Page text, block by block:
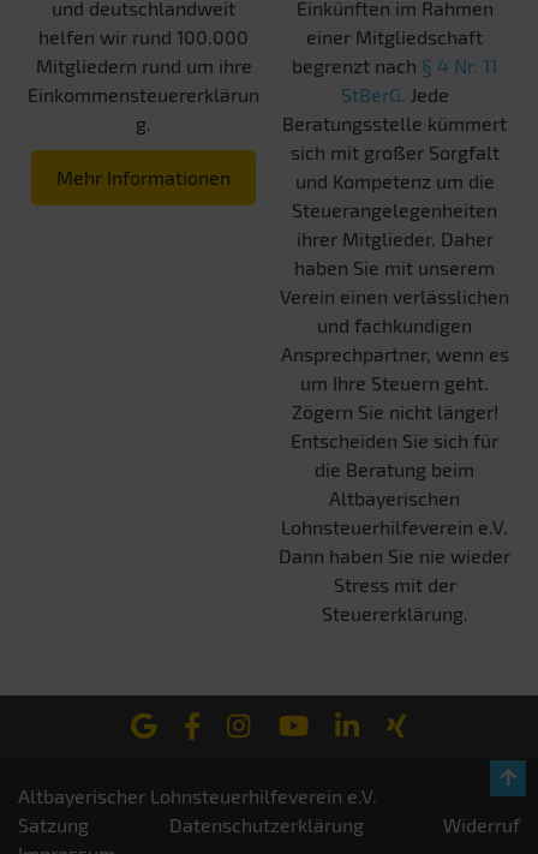
und deutschlandweit
helfen wir rund 100.000
Mitgliedern rund um ihre
Einkommensteuererklärun
g.
Mehr Informationen
Einkünften im Rahmen
einer Mitgliedschaft
begrenzt nach § 4 Nr. 11
StBerG. Jede
Beratungsstelle kümmert
sich mit großer Sorgfalt
und Kompetenz um die
Steuerangelegenheiten
ihrer Mitglieder. Daher
haben Sie mit unserem
Verein einen verlässlichen
und fachkundigen
Ansprechpartner, wenn es
um Ihre Steuern geht.
Zögern Sie nicht länger!
Entscheiden Sie sich für
die Beratung beim
Altbayerischen
Lohnsteuerhilfeverein e.V.
Dann haben Sie nie wieder
Stress mit der
Steuererklärung.
Altbayerischer Lohnsteuerhilfeverein e.V.
Satzung
Datenschutzerklärung
Widerruf